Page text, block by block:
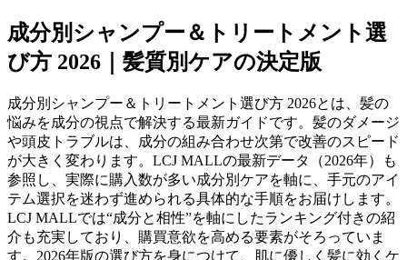
成分別シャンプー＆トリートメント選
び方 2026｜髪質別ケアの決定版
成分別シャンプー＆トリートメント選び方 2026とは、髪の
悩みを成分の視点で解決する最新ガイドです。髪のダメージ
や頭皮トラブルは、成分の組み合わせ次第で改善のスピード
が大きく変わります。LCJ MALLの最新データ（2026年）も
参照し、実際に購入数が多い成分別ケアを軸に、手元のアイ
テム選択を迷わず進められる具体的な手順をお届けします。
LCJ MALLでは“成分と相性”を軸にしたランキング付きの紹
介も充実しており、購買意欲を高める要素がそろっていま
す。2026年版の選び方を身につけて、肌に優しく髪に効くケ